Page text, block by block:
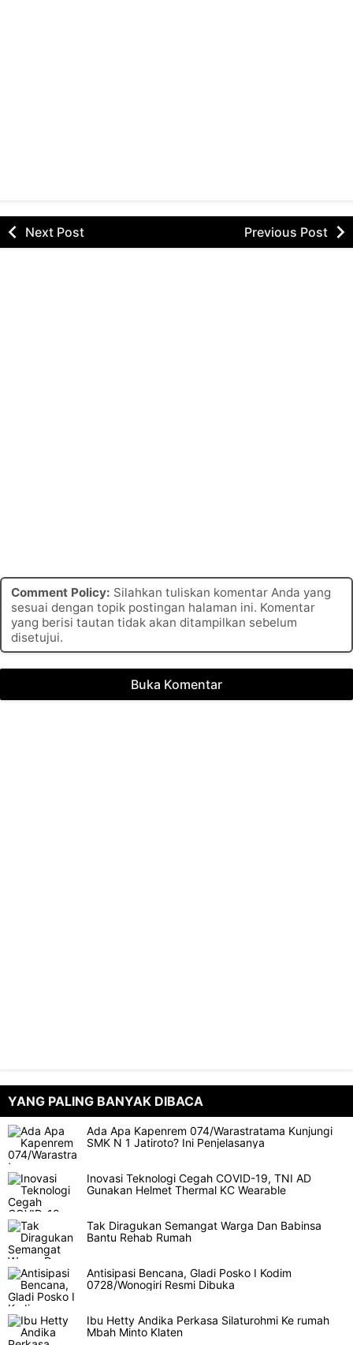
Next Post Previous Post
Comment Policy: Silahkan tuliskan komentar Anda yang
sesuai dengan topik postingan halaman ini. Komentar
yang berisi tautan tidak akan ditampilkan sebelum
disetujui.
Buka Komentar
YANG PALING BANYAK DIBACA
Ada Apa Kapenrem 074/Warastratama Kunjungi
SMK N 1 Jatiroto? Ini Penjelasanya
Inovasi Teknologi Cegah COVID-19, TNI AD
Gunakan Helmet Thermal KC Wearable
Tak Diragukan Semangat Warga Dan Babinsa
Bantu Rehab Rumah
Antisipasi Bencana, Gladi Posko I Kodim
0728/Wonogiri Resmi Dibuka
Ibu Hetty Andika Perkasa Silaturohmi Ke rumah
Mbah Minto Klaten